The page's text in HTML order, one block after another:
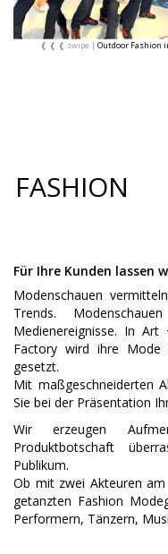
Outdoor Fashion
FASHION
Für Ihre Kunden lassen
Modenschauen
Trends.
Medienereignisse. In
Factory wird ihre Mode
gesetzt.
Mit maßgeschneiderten
Sie bei der Präsentation
Wir erzeugen
Produktbotschaft
Publikum.
Ob mit zwei Akteuren
getanzten Fashion
Performern, Tänzern,